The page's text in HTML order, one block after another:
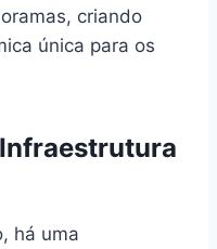
criando
única para os
há uma